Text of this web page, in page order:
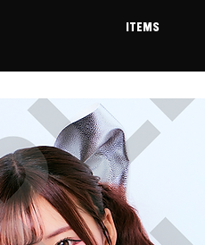
ITEMS